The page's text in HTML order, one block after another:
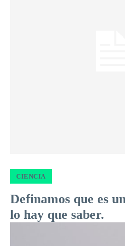
CIENCIA
Definamos que es
lo hay que saber.